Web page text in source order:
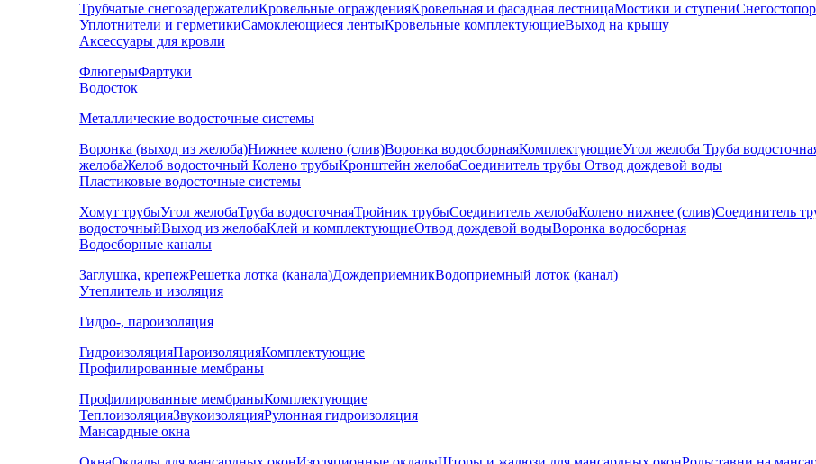
Трубчатые снегозадержателиКровельные огражденияКровельная и фасадная лестницаМостики и ступениСнегостопор
Уплотнители и герметикиСамоклеющиеся лентыКровельные комплектующиеВыход на крышу
Аксессуары для кровли
ФлюгерыФартуки
Водосток
Металлические водосточные системы
Воронка (выход из желоба)Нижнее колено (слив)Воронка водосборнаяКомплектующиеУгол желоба Труба
желобаЖелоб водосточный Колено трубыКронштейн желобаСоединитель трубы Отвод дождевой воды
Пластиковые водосточные системы
Хомут трубыУгол желобаТруба водосточнаяТройник трубыСоединитель желобаКолено нижнее (слив)Соединитель
водосточныйВыход из желобаКлей и комплектующиеОтвод дождевой водыВоронка водосборная
Водосборные каналы
Заглушка, крепежРешетка лотка (канала)ДождеприемникВодоприемный лоток (канал)
Утеплитель и изоляция
Гидро-, пароизоляция
ГидроизоляцияПароизоляцияКомплектующие
Профилированные мембраны
Профилированные мембраныКомплектующие
ТеплоизоляцияЗвукоизоляцияРулонная гидроизоляция
Мансардные окна